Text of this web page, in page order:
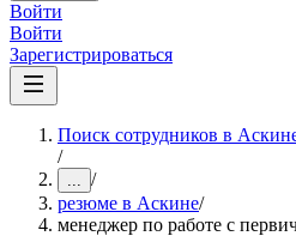
Войти
Войти
Зарегистрироваться
Поиск сотрудников в
/
... /
резюме в Аскине/
менеджер по работе с